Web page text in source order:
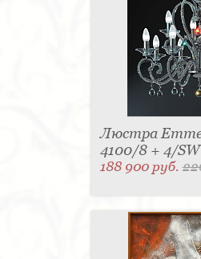
Люстра
4100/8 + 4/SW
188 900 руб.